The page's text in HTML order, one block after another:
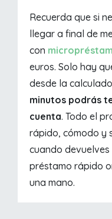
Recuerda que si
llegar a final de
con
euros. Solo hay
desde la
minutos podrás
cuenta. Todo el
rápido, cómodo y
cuando devuelves
préstamo rápido
una mano.